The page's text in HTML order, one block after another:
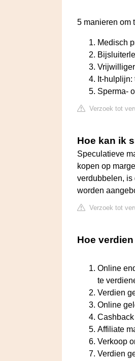
5 manieren om
Medisch
It-hulplijn:
Sperma-
Verzoek tot
Hoe kan ik
Speculatieve
kopen op
verdubbelen, is
worden
Verzoek tot
Hoe
Online
te
Verdien
Online
Affiliate
Verkoop
Verdien